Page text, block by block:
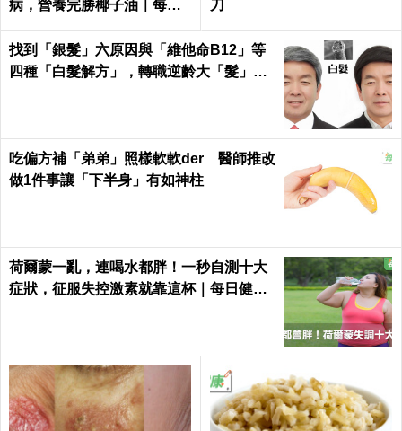
病，營養完勝椰子油｜每日
刀
找到「銀髮」六原因與「維他命B12」等
四種「白髮解方」，轉職逆齡大「髮」
吃偏方補「弟弟」照樣軟軟der 醫師推改
做1件事讓「下半身」有如神柱
荷爾蒙一亂，連喝水都胖！一秒自測十大
症狀，征服失控激素就靠這杯｜每日健康